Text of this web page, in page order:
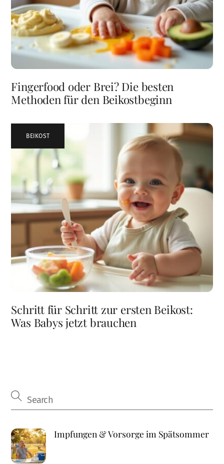
Fingerfood oder Brei? Die besten
Methoden für den Beikostbeginn
BEIKOST
Schritt für Schritt zur ersten Beikost:
Was Babys jetzt brauchen
Impfungen & Vorsorge im Spätsommer